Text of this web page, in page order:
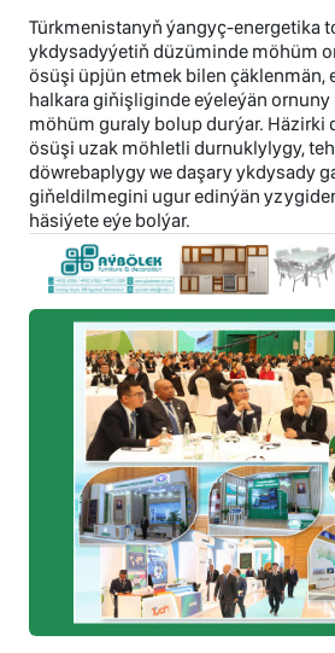
Türkmenistanyň ýangyç-energetika
ykdysadyýetiň düzüminde möhüm
ösüşi üpjün etmek bilen çäklenmän,
halkara giňişliginde eýeleýän
möhüm guraly bolup durýar. Häzirki
ösüşi uzak möhletli durnuklylygy,
döwrebaplygy we daşary ykdysady
giňeldilmegini ugur edinýän
häsiýete eýe bolýar.